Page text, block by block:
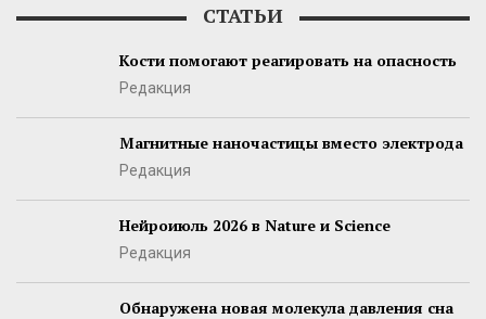
СТАТЬИ
Кости помогают реагировать на опасность
Редакция
Магнитные наночастицы вместо электрода
Редакция
Нейроиюль 2026 в Nature и Science
Редакция
Обнаружена новая молекула давления сна